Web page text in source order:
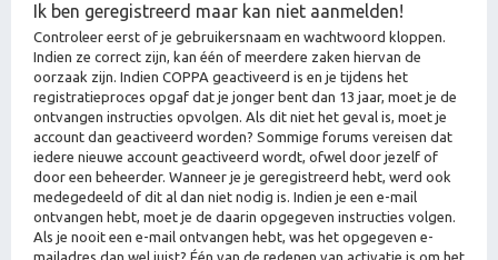
Ik ben geregistreerd maar kan niet aanmelden!
Controleer eerst of je gebruikersnaam en wachtwoord kloppen.
Indien ze correct zijn, kan één of meerdere zaken hiervan de
oorzaak zijn. Indien COPPA geactiveerd is en je tijdens het
registratieproces opgaf dat je jonger bent dan 13 jaar, moet je de
ontvangen instructies opvolgen. Als dit niet het geval is, moet je
account dan geactiveerd worden? Sommige forums vereisen dat
iedere nieuwe account geactiveerd wordt, ofwel door jezelf of
door een beheerder. Wanneer je je geregistreerd hebt, werd ook
medegedeeld of dit al dan niet nodig is. Indien je een e-mail
ontvangen hebt, moet je de daarin opgegeven instructies volgen.
Als je nooit een e-mail ontvangen hebt, was het opgegeven e-
mailadres dan wel juist? Één van de redenen van activatie is om het